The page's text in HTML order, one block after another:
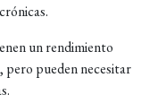
un rendimiento
pero pueden necesitar